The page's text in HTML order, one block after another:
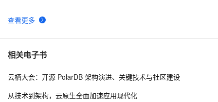
查看更多
相关电子书
云栖大会：开源 PolarDB 架构演进、关键技术与社区建设
从技术到架构，云原生全面加速应用现代化